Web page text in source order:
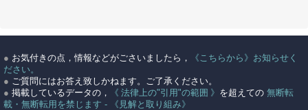
● お気付きの点，情報などがごさいましたら，
《こちらから》お知らせく
ださい。
● ご質問にはお答え致しかねます。ご了承ください。
● 掲載しているデータの， 《 法律上の"引用"の範囲 》 を超えての 無断転
載・無断転用を禁じます - 《見解と取り組み》